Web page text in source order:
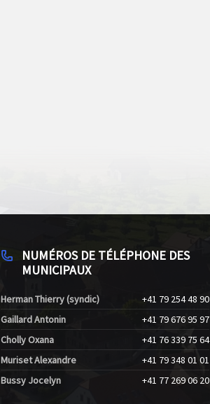
NUMÉROS DE TÉLÉPHONE DES
MUNICIPAUX
Herman Thierry (syndic)
+41 79 254 48 90
Gaillard Antonin
+41 79 676 95 97
Cholly Oxana
+41 76 339 75 64
Muriset Alexandre
+41 79 348 01 01
Bussy Jocelyn
+41 77 269 06 20